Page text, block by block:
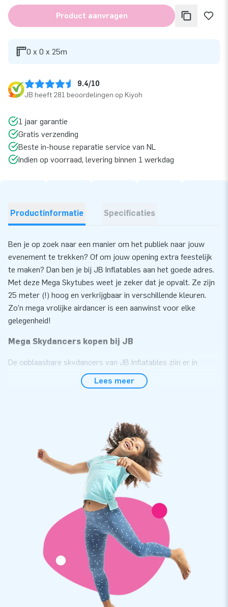
Product aanvragen
0 x 0 x 25m
9.4/10
JB heeft 281 beoordelingen op Kiyoh
1 jaar garantie
Gratis verzending
Beste in-house reparatie service van NL
Indien op voorraad, levering binnen 1 werkdag
Productinformatie Specificaties
Ben je op zoek naar een manier om het publiek naar jouw
evenement te trekken? Of om jouw opening extra feestelijk
te maken? Dan ben je bij JB Inflatables aan het goede adres.
Met deze Mega Skytubes weet je zeker dat je opvalt. Ze zijn
25 meter (!) hoog en verkrijgbaar in verschillende kleuren.
Zo’n mega vrolijke airdancer is een aanwinst voor elke
gelegenheid!
Mega Skydancers kopen bij JB
De opblaasbare skydancers van JB Inflatables zijn er in
verschillende kleuren en uitvoeringen. Ze zijn vrolijk, blijven in
beweging en zijn daardoor echte blikvangers. De opblaasbare
Goede opblaasbare reclame dus!
JB Inflatables: van Springkussen tot Skydancers
Wanneer jij een opblaasbare airtube bij JB Inflatables koopt,
weet je zeker dat je een professioneel product geleverd
krijgt. De opblaasbare windsocks zijn gemakkelijk te
installeren en schieten snel met een soort wave omhoog. De
professionele airdancers worden inclusief blower geleverd en
je krijgt als koper 1 jaar garantie op je inflatable van JB. De
opblaasbare skytubes zijn een absolute toevoeging voor elk
evenement.
Opblaasbare reclame voor jouw bedrijf of
Lees meer